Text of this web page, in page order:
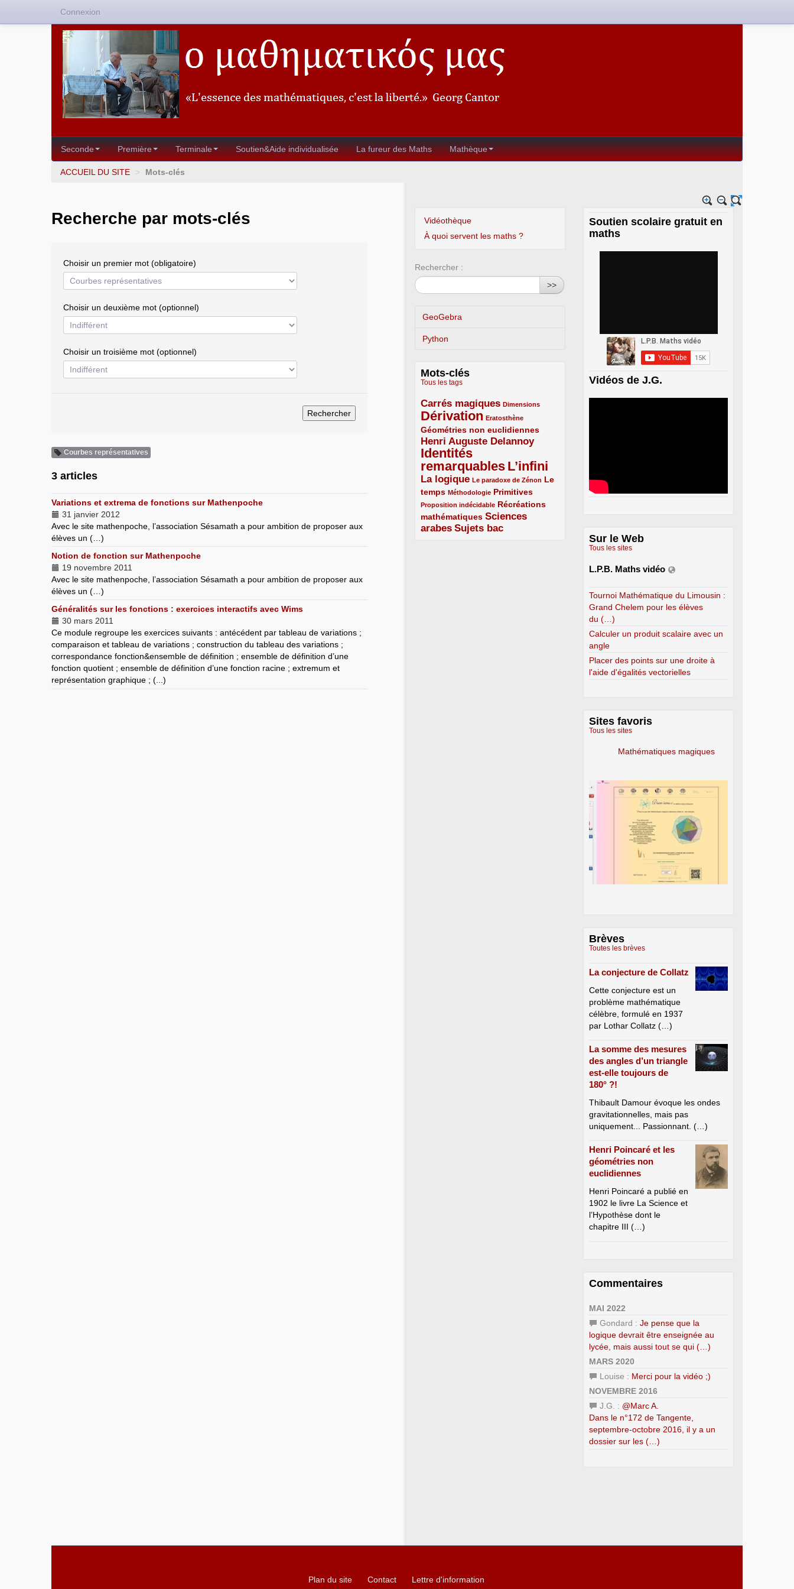
Seconde Première Terminale Soutien&Aide individualisée La fureur des Maths Mathèque
ACCUEIL DU SITE > Mots-clés
Recherche par mots-clés
Choisir un premier mot (obligatoire)
Choisir un deuxième mot (optionnel)
Choisir un troisième mot (optionnel)
Courbes représentatives
3 articles
Variations et extrema de fonctions sur Mathenpoche
31 janvier 2012
Avec le site mathenpoche, l’association Sésamath a pour ambition de proposer aux
élèves un (…)
Notion de fonction sur Mathenpoche
19 novembre 2011
Avec le site mathenpoche, l’association Sésamath a pour ambition de proposer aux
élèves un (…)
Généralités sur les fonctions : exercices interactifs avec Wims
30 mars 2011
Ce module regroupe les exercices suivants : antécédent par tableau de variations ;
comparaison et tableau de variations ; construction du tableau des variations ;
correspondance fonction&ensemble de définition ; ensemble de définition d’une
fonction quotient ; ensemble de définition d’une fonction racine ; extremum et
représentation graphique ; (...)
Vidéothèque
À quoi servent les maths ?
Rechercher :
>>
GeoGebra
Python
Mots-clés
Tous les tags
Carrés magiques
3/5 Dimensions
1/5
Dérivation
5/5 Eratosthène
1/5
Géométries non euclidiennes
2/5
Henri Auguste Delannoy
3/5
Identités
remarquables
5/5 L’infini
5/5
La logique
3/5 Le paradoxe de Zénon
1/5
Le
temps
2/5 Méthodologie
1/5 Primitives
2/5
Proposition indécidable
1/5
Récréations
mathématiques
2/5
Sciences
arabes
3/5 Sujets bac
3/5
Soutien scolaire gratuit en
maths
Vidéos de J.G.
Sur le Web
Tous les sites
L.P.B. Maths vidéo
Tournoi Mathématique du Limousin :
Grand Chelem pour les élèves
du (…)
Calculer un produit scalaire avec un
angle
Placer des points sur une droite à
l'aide d'égalités vectorielles
Sites favoris
Tous les sites
Mathématiques magiques
Brèves
Toutes les brèves
La conjecture de Collatz
Cette conjecture est un
problème mathématique
célèbre, formulé en 1937
par Lothar Collatz (…)
La somme des mesures
des angles d’un triangle
est-elle toujours de
180° ?!
Thibault Damour évoque les ondes
gravitationnelles, mais pas
uniquement... Passionnant. (…)
Henri Poincaré et les
géométries non
euclidiennes
Henri Poincaré a publié en
1902 le livre La Science et
l’Hypothèse dont le
chapitre III (…)
Commentaires
MAI 2022
Gondard : Je pense que la
logique devrait être enseignée au
lycée, mais aussi tout se qui (…)
MARS 2020
Louise : Merci pour la vidéo ;)
NOVEMBRE 2016
J.G. : @Marc A.
Dans le n°172 de Tangente,
septembre-octobre 2016, il y a un
dossier sur les (…)
Plan du site Contact Lettre d'information
Connexion